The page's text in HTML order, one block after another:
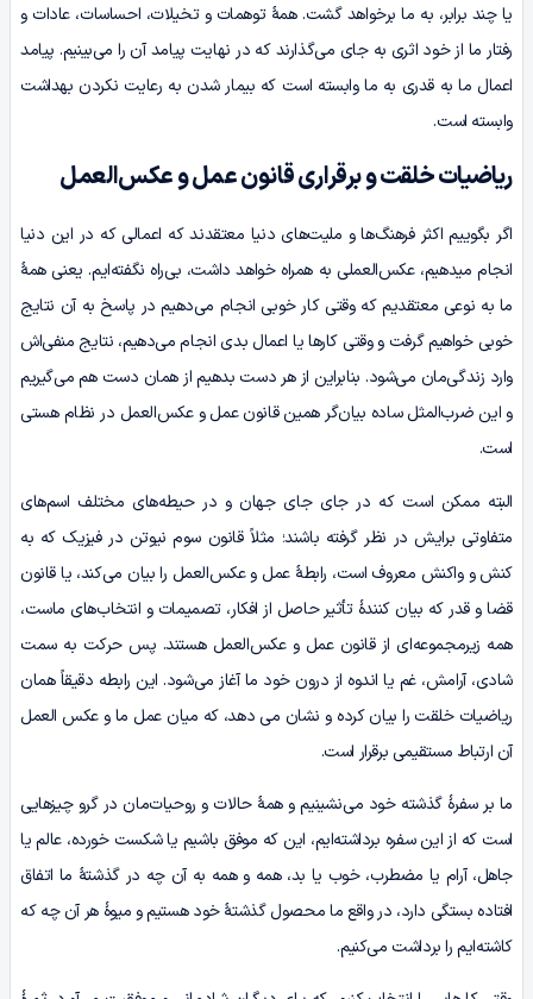
یا چند برابر، به ما برخواهد گشت. همۀ توهمات و تخیلات، احساسات، عادات و
رفتار ما از خود اثری به جای می‌گذارند که در نهایت پیامد آن را می‌بینیم. پیامد
اعمال ما به قدری به ما وابسته است که بیمار شدن به رعایت نکردن بهداشت
وابسته است.
ریاضیات خلقت و برقراری قانون عمل و عکس‌العمل
اگر بگوییم اکثر فرهنگ‌ها و ملیت‌های دنیا معتقدند که اعمالی که در این دنیا
انجام می‎دهیم، عکس‌العملی به همراه خواهد داشت، بی‌راه نگفته‌ایم. یعنی همۀ
ما به نوعی معتقدیم که وقتی کار خوبی انجام می‌دهیم در پاسخ به آن نتایج
خوبی خواهیم گرفت و وقتی کارها یا اعمال بدی انجام می‌دهیم، نتایج منفی‌اش
وارد زندگی‌مان می‌شود. بنابراین از هر دست بدهیم از همان دست هم می‌گیریم
و این ضرب‌المثل ساده بیان‌گر همین قانون عمل و عکس‌العمل در نظام هستی
است.
البته ممکن است که در جای جای جهان و در حیطه‌های مختلف اسم‌های
متفاوتی برایش در نظر گرفته باشند؛ مثلاً قانون سوم نیوتن در فیزیک که به
کنش و واکنش معروف است، رابطۀ عمل و عکس‌العمل را بیان می‌کند، یا قانون
قضا و قدر که بیان کنندۀ تأثیر حاصل از افکار، تصمیمات و انتخاب‌های ماست،
همه زیرمجموعه‌ای از قانون عمل و عکس‌العمل هستند. پس حرکت به سمت
شادی، آرامش، غم یا اندوه از درون خود ما آغاز می‌شود. این رابطه دقیقاً همان
ریاضیات خلقت را بیان کرده و نشان می دهد، که میان عمل ما و عکس العمل
آن ارتباط مستقیمی برقرار است.
ما بر سفرۀ گذشته خود می‌نشینیم و همۀ حالات و روحیات‌مان در گرو چیزهایی
است که از این سفره برداشته‌ایم، این که موفق باشیم یا شکست خورده، عالم یا
جاهل، آرام یا مضطرب، خوب یا بد، همه و همه به آن چه در گذشتۀ ما اتفاق
افتاده بستگی دارد، در واقع ما محصول گذشتۀ خود هستیم و میوۀ هر آن چه که
کاشته‌ایم را برداشت می‌کنیم.